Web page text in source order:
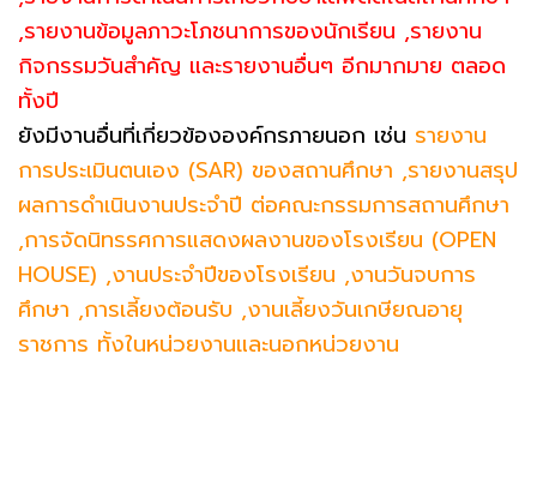
,รายงานข้อมูลภาวะโภชนาการของนักเรียน ,รายงาน
กิจกรรมวันสำคัญ และรายงานอื่นๆ อีกมากมาย ตลอด
ทั้งปี
ยังมีงานอื่นที่เกี่ยวข้ององค์กรภายนอก เช่น รายงาน
การประเมินตนเอง (SAR) ของสถานศึกษา ,รายงานสรุป
ผลการดำเนินงานประจำปี ต่อคณะกรรมการสถานศึกษา
,การจัดนิทรรศการแสดงผลงานของโรงเรียน (OPEN
HOUSE) ,งานประจำปีของโรงเรียน ,งานวันจบการ
ศึกษา ,การเลี้ยงต้อนรับ ,งานเลี้ยงวันเกษียณอายุ
ราชการ ทั้งในหน่วยงานและนอกหน่วยงาน